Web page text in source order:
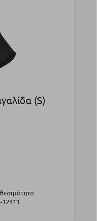
(S)